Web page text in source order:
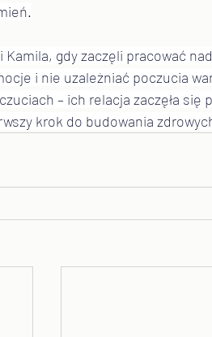
gdy zaczęli pracować
i nie uzależniać poczucia
– ich relacja zaczęła się
krok do budowania